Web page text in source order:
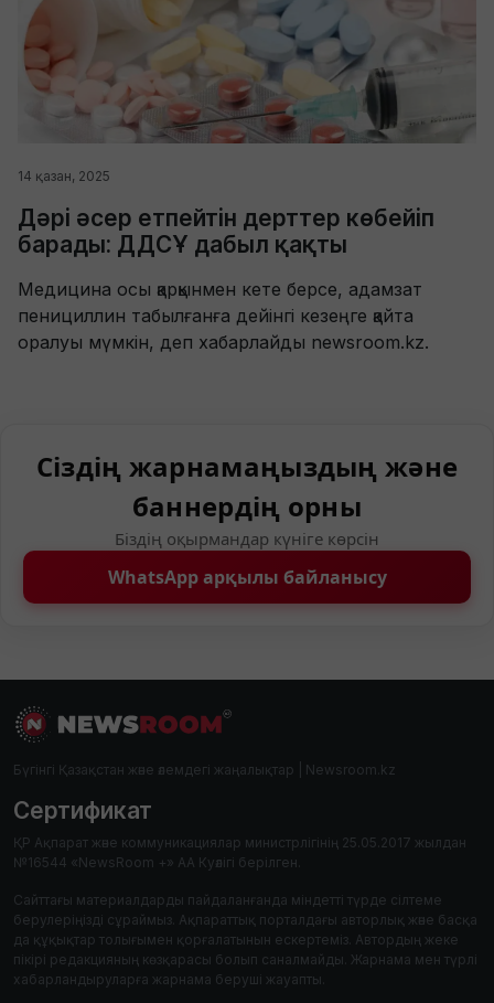
14 қазан, 2025
Дәрі әсер етпейтін дерттер көбейіп
барады: ДДСҰ дабыл қақты
Mедицина осы қарқынмен кете берсе, адамзат
пенициллин табылғанға дейінгі кезеңге қайта
оралуы мүмкін, деп хабарлайды newsroom.kz.
Сіздің жарнамаңыздың және
баннердің орны
Біздің оқырмандар күніге көрсін
WhatsApp арқылы байланысу
Бүгінгі Қазақстан және әлемдегі жаңалықтар | Newsroom.kz
Сертификат
ҚР Ақпарат және коммуникациялар министрлігінің 25.05.2017 жылдан
№16544 «NewsRoom +» АА Куәлігі берілген.
Сайттағы материалдарды пайдаланғанда міндетті түрде сілтеме
берулеріңізді сұраймыз. Ақпараттық порталдағы авторлық және басқа
да құқықтар толығымен қорғалатынын ескертеміз. Автордың жеке
пікірі редакцияның көзқарасы болып саналмайды. Жарнама мен түрлі
хабарландыруларға жарнама беруші жауапты.